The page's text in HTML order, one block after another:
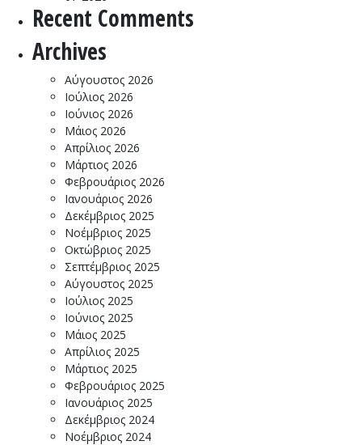
Recent Comments
Archives
Αύγουστος 2026
Ιούλιος 2026
Ιούνιος 2026
Μάιος 2026
Απρίλιος 2026
Μάρτιος 2026
Φεβρουάριος 2026
Ιανουάριος 2026
Δεκέμβριος 2025
Νοέμβριος 2025
Οκτώβριος 2025
Σεπτέμβριος 2025
Αύγουστος 2025
Ιούλιος 2025
Ιούνιος 2025
Μάιος 2025
Απρίλιος 2025
Μάρτιος 2025
Φεβρουάριος 2025
Ιανουάριος 2025
Δεκέμβριος 2024
Νοέμβριος 2024